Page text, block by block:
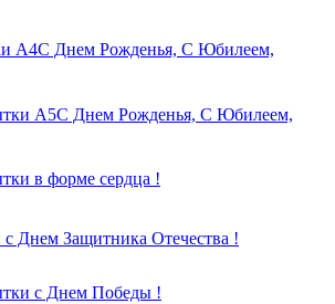
А4С Днем Рожденья, С Юбилеем,
А5С Днем Рожденья, С Юбилеем,
в форме сердца !
Днем Защитника Отечества !
с Днем Победы !